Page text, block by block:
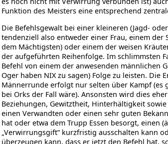
Funktion des Meisters eine entsprechend
Die Befehlsgewalt bei einer kleineren (Jagd-
tendenziell also entweder einer Frau, einem der
dem Mächtigsten) oder einem der weisen
der aufgeführten Reihenfolge. Im schlimmsten
Befehl von einem der anwesenden männlichen
Oger haben NIX zu sagen) Folge zu leisten.
Männerrunde erfolgt nur selten über Kampf (es
bei Orks der Fall wäre). Ansonsten wird dies
Beziehungen, Gewitztheit, Hinterhältigkeit
einen Verwandten oder einen sehr guten
hat oder etwa dem Trupp Essen besorgt, einen
„Verwirrungsgift“ kurzfristig ausschalten kann
überzeugen kann, dass er jetzt den Befehl hat,